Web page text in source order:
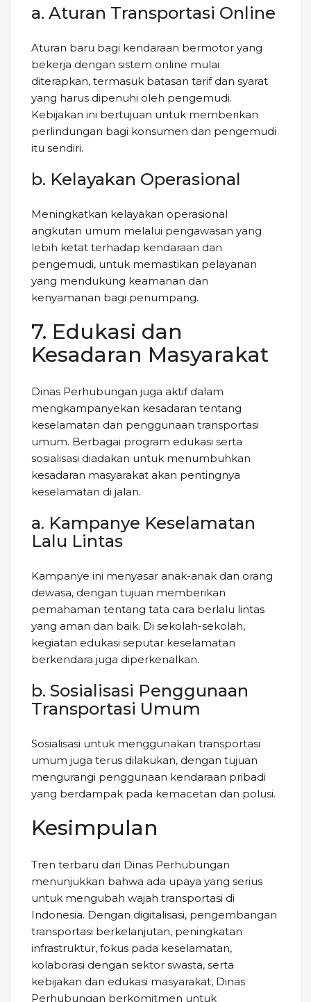
a. Aturan Transportasi Online
Aturan baru bagi kendaraan bermotor yang
bekerja dengan sistem online mulai
diterapkan, termasuk batasan tarif dan syarat
yang harus dipenuhi oleh pengemudi.
Kebijakan ini bertujuan untuk memberikan
perlindungan bagi konsumen dan pengemudi
itu sendiri.
b. Kelayakan Operasional
Meningkatkan kelayakan operasional
angkutan umum melalui pengawasan yang
lebih ketat terhadap kendaraan dan
pengemudi, untuk memastikan pelayanan
yang mendukung keamanan dan
kenyamanan bagi penumpang.
7. Edukasi dan
Kesadaran Masyarakat
Dinas Perhubungan juga aktif dalam
mengkampanyekan kesadaran tentang
keselamatan dan penggunaan transportasi
umum. Berbagai program edukasi serta
sosialisasi diadakan untuk menumbuhkan
kesadaran masyarakat akan pentingnya
keselamatan di jalan.
a. Kampanye Keselamatan
Lalu Lintas
Kampanye ini menyasar anak-anak dan orang
dewasa, dengan tujuan memberikan
pemahaman tentang tata cara berlalu lintas
yang aman dan baik. Di sekolah-sekolah,
kegiatan edukasi seputar keselamatan
berkendara juga diperkenalkan.
b. Sosialisasi Penggunaan
Transportasi Umum
Sosialisasi untuk menggunakan transportasi
umum juga terus dilakukan, dengan tujuan
mengurangi penggunaan kendaraan pribadi
yang berdampak pada kemacetan dan polusi.
Kesimpulan
Tren terbaru dari Dinas Perhubungan
menunjukkan bahwa ada upaya yang serius
untuk mengubah wajah transportasi di
Indonesia. Dengan digitalisasi, pengembangan
transportasi berkelanjutan, peningkatan
infrastruktur, fokus pada keselamatan,
kolaborasi dengan sektor swasta, serta
kebijakan dan edukasi masyarakat, Dinas
Perhubungan berkomitmen untuk